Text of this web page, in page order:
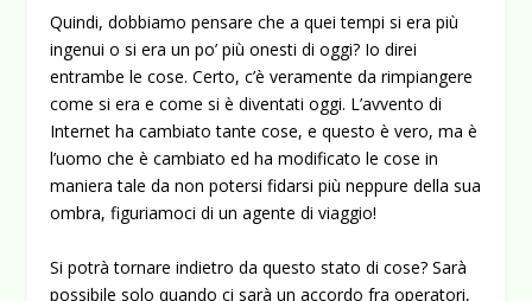
Quindi, dobbiamo pensare che a quei tempi si era più
ingenui o si era un po’ più onesti di oggi? Io direi
entrambe le cose. Certo, c’è veramente da rimpiangere
come si era e come si è diventati oggi. L’avvento di
Internet ha cambiato tante cose, e questo è vero, ma è
l’uomo che è cambiato ed ha modificato le cose in
maniera tale da non potersi fidarsi più neppure della sua
ombra, figuriamoci di un agente di viaggio!
Si potrà tornare indietro da questo stato di cose? Sarà
possibile solo quando ci sarà un accordo fra operatori,